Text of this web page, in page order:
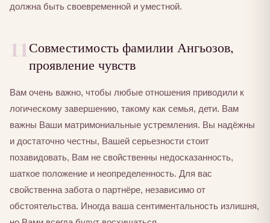
должна быть своевременной и уместной.
11Совместимость фамилии Ангьозов,
проявление чувств
Вам очень важно, чтобы любые отношения приводили к
логическому завершению, такому как семья, дети. Вам
важны Ваши матримониальные устремления. Вы надёжны
и достаточно честны, Вашей серьезности стоит
позавидовать, Вам не свойственны недосказанность,
шаткое положение и неопределенность. Для вас
свойственна забота о партнёре, независимо от
обстоятельства. Иногда ваша сентиментальность излишня,